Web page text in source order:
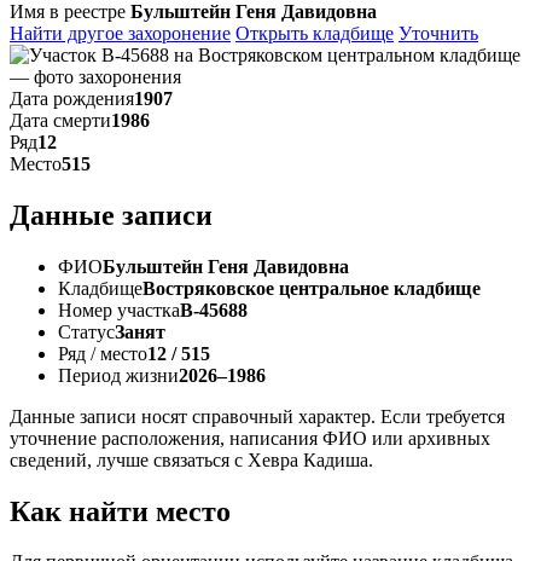
Имя в реестре Бульштейн Геня Давидовна
Найти другое захоронение Открыть кладбище Уточнить
Дата рождения1907
Дата смерти1986
Ряд12
Место515
Данные записи
ФИОБульштейн Геня Давидовна
КладбищеВостряковское центральное кладбище
Номер участкаВ-45688
СтатусЗанят
Ряд / место12 / 515
Период жизни2026–1986
Данные записи носят справочный характер. Если требуется
уточнение расположения, написания ФИО или архивных
сведений, лучше связаться с Хевра Кадиша.
Как найти место